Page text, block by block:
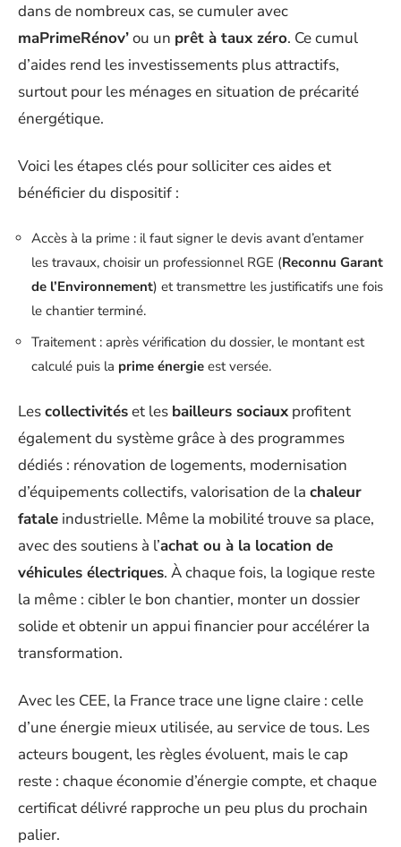
dans de nombreux cas, se cumuler avec
maPrimeRénov’ou un prêt à taux zéro. Ce cumul
d’aides rend les investissements plus attractifs,
surtout pour les ménages en situation de précarité
énergétique.
Voici les étapes clés pour solliciter ces aides et
bénéficier du dispositif :
Accès à la prime : il faut signer le devis avant d’entamer
les travaux, choisir un professionnel RGE (Reconnu Garant
de l’Environnement) et transmettre les justificatifs une fois
le chantier terminé.
Traitement : après vérification du dossier, le montant est
calculé puis la prime énergie est versée.
Lescollectivitéset les bailleurs sociaux profitent
également du système grâce à des programmes
dédiés : rénovation de logements, modernisation
d’équipements collectifs, valorisation de la chaleur
fatale industrielle. Même la mobilité trouve sa place,
avec des soutiens à l’achat ou à la location de
véhicules électriques. À chaque fois, la logique reste
la même : cibler le bon chantier, monter un dossier
solide et obtenir un appui financier pour accélérer la
transformation.
Avec les CEE, la France trace une ligne claire : celle
d’une énergie mieux utilisée, au service de tous. Les
acteurs bougent, les règles évoluent, mais le cap
reste : chaque économie d’énergie compte, et chaque
certificat délivré rapproche un peu plus du prochain
palier.